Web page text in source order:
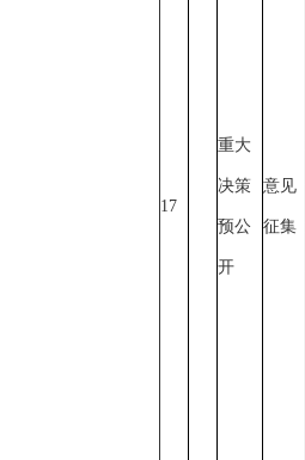
17
重大
决策
预公
开
意见
征集